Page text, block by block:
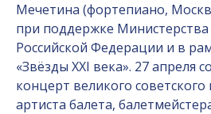
Мечетина (фортепиано,
при поддержке Министерства
Российской Федерации и в
«Звёзды XXI века». 27 апреля
концерт великого советского
артиста балета,